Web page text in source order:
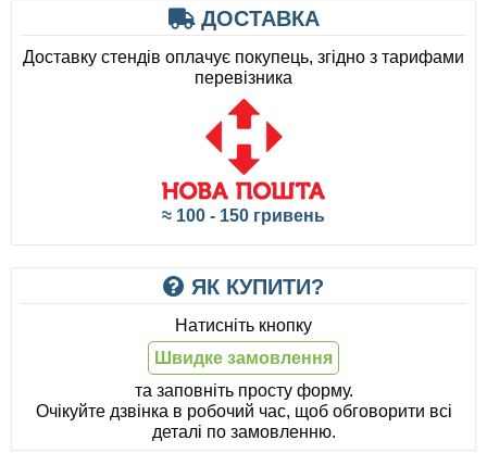
ДОСТАВКА
Доставку стендів оплачує покупець, згідно з тарифами
перевізника
≈ 100 - 150 гривень
ЯК КУПИТИ?
Натисніть кнопку
Швидке замовлення
та заповніть просту форму.
Очікуйте дзвінка в робочий час, щоб обговорити всі
деталі по замовленню.